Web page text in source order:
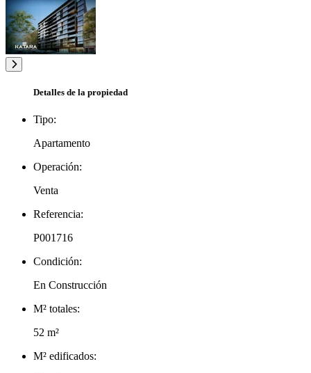
Detalles de la propiedad
Tipo:
Apartamento
Operación:
Venta
Referencia:
P001716
Condición:
En Construcción
M² totales:
52 m²
M² edificados: